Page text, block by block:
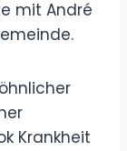
mit André
Krankheit